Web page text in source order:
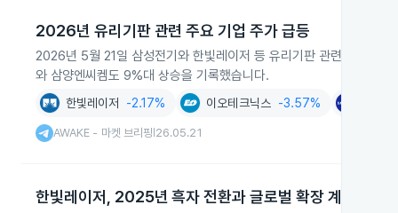
2026년 유리기판 관련 주요 기업 주가 급등
2026년 5월 21일 삼성전기와 한빛레이저 등 유리기판 관련 주요 기
와 삼양엔씨켐도 9%대 상승을 기록했습니다.
한빛레이저 -2.17% 이오테크닉스 -3.57%
AWAKE - 마켓 브리핑 26.05.21
한빛레이저, 2025년 흑자 전환과 글로벌 확장 계획 발표